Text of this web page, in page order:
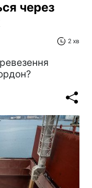
через
2 хв